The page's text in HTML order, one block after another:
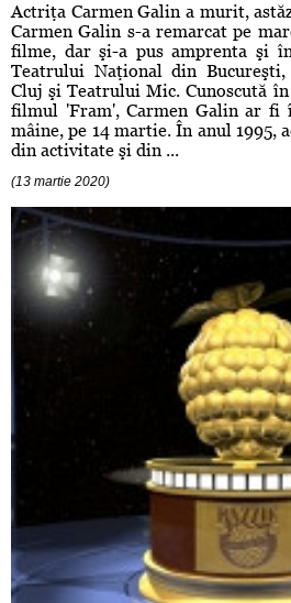
Actriţa Carmen Galin a murit,
Carmen Galin s-a remarcat pe
filme, dar şi-a pus amprenta şi
Teatrului Naţional din
Cluj şi Teatrului Mic. Cunoscută
filmul 'Fram', Carmen Galin ar fi
mâine, pe 14 martie. În anul 1995,
din activitate şi din ...
(13 martie 2020)